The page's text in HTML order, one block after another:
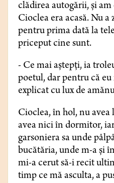
clădirea autogării, și
Cioclea era acasă. Nu a
pentru prima dată la
priceput cine sunt.
- Ce mai aștepți, ia
poetul, dar pentru că
explicat cu lux de
Cioclea, în hol, nu
avea nici în dormitor,
garsoniera sa unde
bucătăria, unde m-a și
mi-a cerut să-i recit
timp ce mă asculta, a